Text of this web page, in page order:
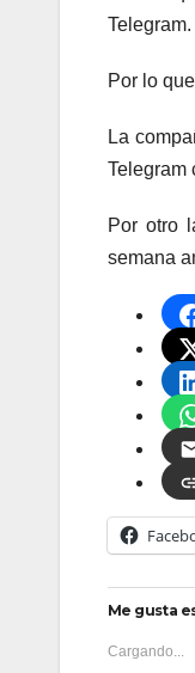
Telegram.
Por lo
La
Telegram
Por otro
semana
Me gusta
Cargando...